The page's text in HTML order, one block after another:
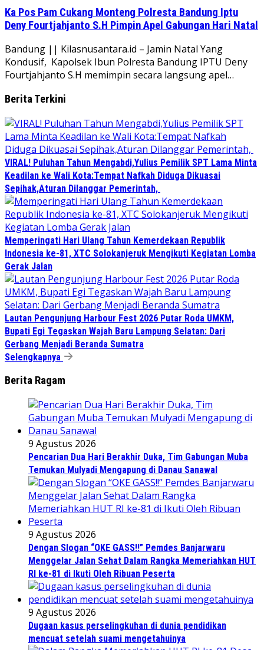
Ka Pos Pam Cukang Monteng Polresta Bandung Iptu
Deny Fourtjahjanto S.H Pimpin Apel Gabungan Hari Natal
Bandung || Kilasnusantara.id – Jamin Natal Yang
Kondusif, Kapolsek Ibun Polresta Bandung IPTU Deny
Fourtjahjanto S.H memimpin secara langsung apel…
Berita Terkini
VIRAL! Puluhan Tahun Mengabdi,Yulius Pemilik SPT Lama Minta
Keadilan ke Wali Kota:Tempat Nafkah Diduga Dikuasai
Sepihak,Aturan Dilanggar Pemerintah,
Memperingati Hari Ulang Tahun Kemerdekaan Republik
Indonesia ke-81, XTC Solokanjeruk Mengikuti Kegiatan Lomba
Gerak Jalan
Lautan Pengunjung Harbour Fest 2026 Putar Roda UMKM,
Bupati Egi Tegaskan Wajah Baru Lampung Selatan: Dari
Gerbang Menjadi Beranda Sumatra
Selengkapnya
Berita Ragam
9 Agustus 2026
Pencarian Dua Hari Berakhir Duka, Tim Gabungan Muba
Temukan Mulyadi Mengapung di Danau Sanawal
9 Agustus 2026
Dengan Slogan “OKE GASS!!” Pemdes Banjarwaru
Menggelar Jalan Sehat Dalam Rangka Memeriahkan HUT
RI ke-81 di Ikuti Oleh Ribuan Peserta
9 Agustus 2026
Dugaan kasus perselingkuhan di dunia pendidikan
mencuat setelah suami mengetahuinya